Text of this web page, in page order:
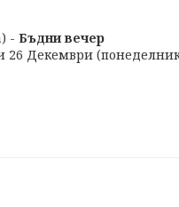
- Бъдни вечер
Декември